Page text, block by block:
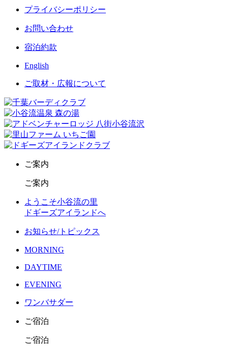
プライバシーポリシー
お問い合わせ
宿泊約款
English
ご取材・広報について
ご案内
ご案内
ようこそ小谷流の里
ドギーズアイランドへ
お知らせ/トピックス
MORNING
DAYTIME
EVENING
ワンバサダー
ご宿泊
ご宿泊